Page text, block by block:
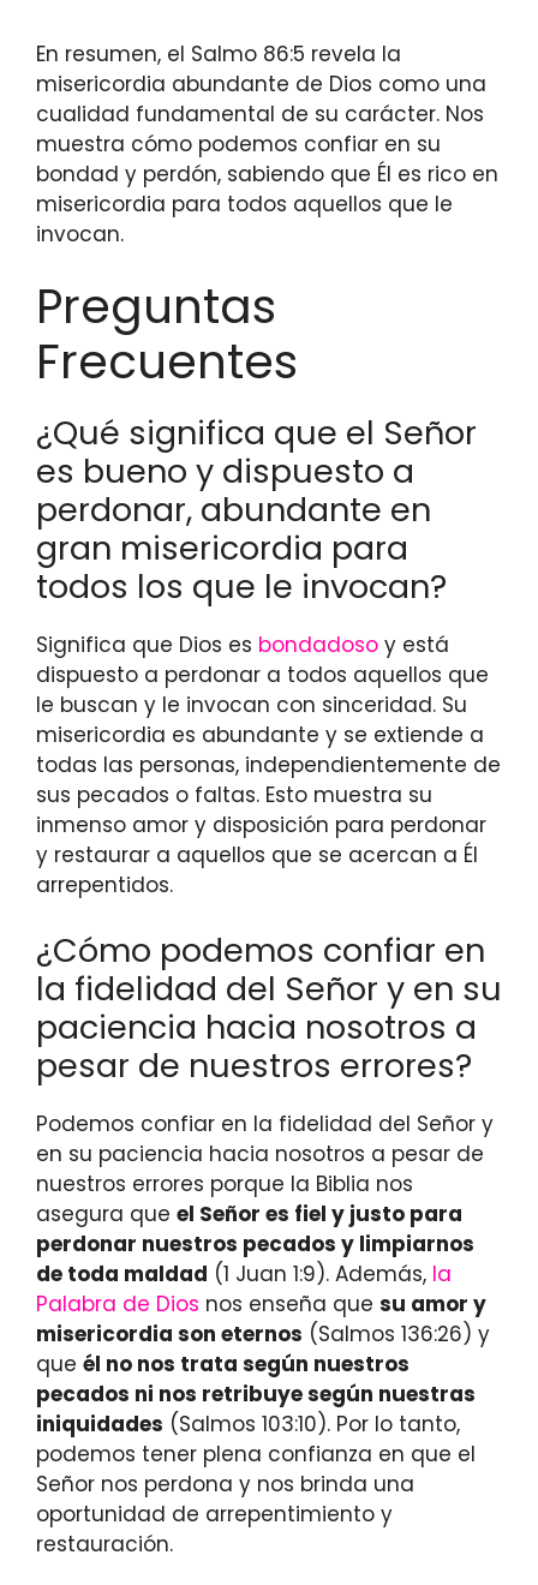
En resumen, el Salmo 86:5 revela la
misericordia abundante de Dios como una
cualidad fundamental de su carácter. Nos
muestra cómo podemos confiar en su
bondad y perdón, sabiendo que Él es rico en
misericordia para todos aquellos que le
invocan.
Preguntas
Frecuentes
¿Qué significa que el Señor
es bueno y dispuesto a
perdonar, abundante en
gran misericordia para
todos los que le invocan?
Significa que Dios es bondadoso y está
dispuesto a perdonar a todos aquellos que
le buscan y le invocan con sinceridad. Su
misericordia es abundante y se extiende a
todas las personas, independientemente de
sus pecados o faltas. Esto muestra su
inmenso amor y disposición para perdonar
y restaurar a aquellos que se acercan a Él
arrepentidos.
¿Cómo podemos confiar en
la fidelidad del Señor y en su
paciencia hacia nosotros a
pesar de nuestros errores?
Podemos confiar en la fidelidad del Señor y
en su paciencia hacia nosotros a pesar de
nuestros errores porque la Biblia nos
asegura que el Señor es fiel y justo para
perdonar nuestros pecados y limpiarnos
de toda maldad (1 Juan 1:9). Además, la
Palabra de Dios nos enseña que su amor y
misericordia son eternos (Salmos 136:26) y
que él no nos trata según nuestros
pecados ni nos retribuye según nuestras
iniquidades (Salmos 103:10). Por lo tanto,
podemos tener plena confianza en que el
Señor nos perdona y nos brinda una
oportunidad de arrepentimiento y
restauración.